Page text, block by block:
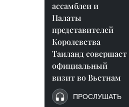
ассамблеи и
Палаты
представителей
Королевства
Таиланд совершает
официальный
визит во Вьетнам
ПРОСЛУШАТЬ